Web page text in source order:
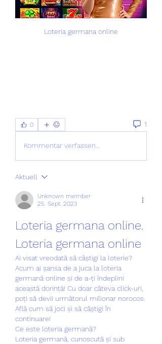
Loteria germana online
0 1
Kommentar verfassen...
Aktuell
Unknown member
25. Sept. 2023
Loteria germana online.
Loteria germana online
Ai visat vreodată să câștigi la loterie?
Acum ai șansa de a juca la loteria
germană online și de a-ți îndeplini
această dorință! Cu doar câteva click-uri,
poți să devii următorul milionar norocos.
Află cum să joci și să câștigi în
continuare!
Ce este loteria germană?
Loteria germană, cunoscută și sub